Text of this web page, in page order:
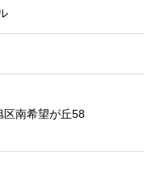
南希望が丘58